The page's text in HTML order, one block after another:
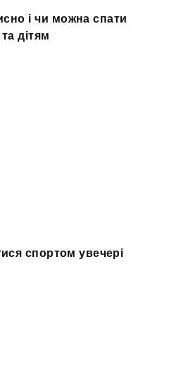
і чи можна спати
дітям
спортом увечері